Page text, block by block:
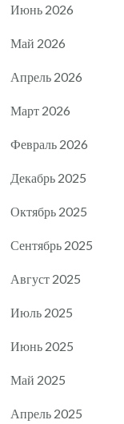
Июнь 2026
Май 2026
Апрель 2026
Март 2026
Февраль 2026
Декабрь 2025
Октябрь 2025
Сентябрь 2025
Август 2025
Июль 2025
Июнь 2025
Май 2025
Апрель 2025